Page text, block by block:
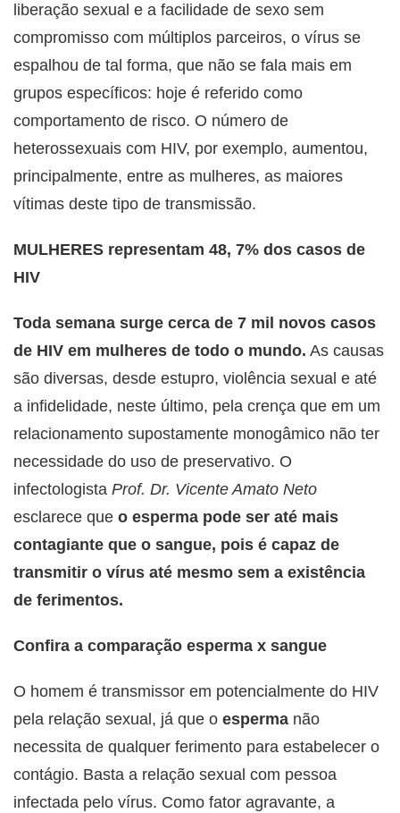
liberação sexual e a facilidade de sexo sem
compromisso com múltiplos parceiros, o vírus se
espalhou de tal forma, que não se fala mais em
grupos específicos: hoje é referido como
comportamento de risco. O número de
heterossexuais com HIV, por exemplo, aumentou,
principalmente, entre as mulheres, as maiores
vítimas deste tipo de transmissão.
MULHERES representam 48, 7% dos casos de
HIV
Toda semana surge cerca de 7 mil novos casos
de HIV em mulheres de todo o mundo. As causas
são diversas, desde estupro, violência sexual e até
a infidelidade, neste último, pela crença que em um
relacionamento supostamente monogâmico não ter
necessidade do uso de preservativo. O
infectologista Prof. Dr. Vicente Amato Neto
esclarece que o esperma pode ser até mais
contagiante que o sangue, pois é capaz de
transmitir o vírus até mesmo sem a existência
de ferimentos.
Confira a comparação esperma x sangue
O homem é transmissor em potencialmente do HIV
pela relação sexual, já que o esperma não
necessita de qualquer ferimento para estabelecer o
contágio. Basta a relação sexual com pessoa
infectada pelo vírus. Como fator agravante, a